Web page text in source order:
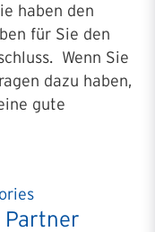
haben den
für Sie den
Wenn Sie
dazu haben,
gute
Partner